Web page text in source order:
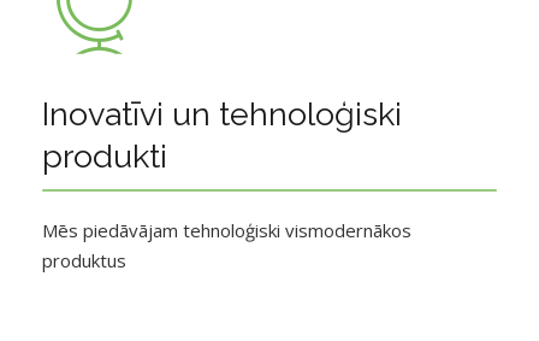
Inovatīvi un tehnoloģiski
produkti
Mēs piedāvājam tehnoloģiski vismodernākos
produktus